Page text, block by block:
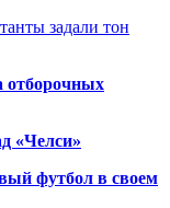
задали тон
отборочных
«Челси»
футбол в своем